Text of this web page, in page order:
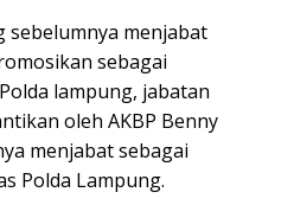
sebelumnya menjabat
sebagai
lampung, jabatan
oleh AKBP Benny
menjabat sebagai
Polda Lampung.